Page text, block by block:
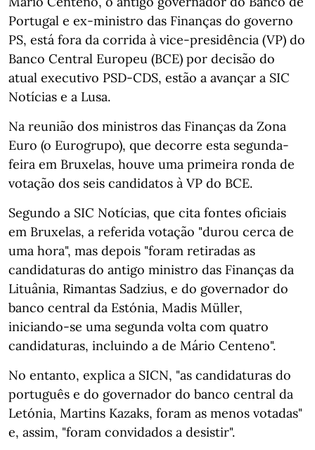
Portugal e ex-ministro das Finanças do governo
PS, está fora da corrida à vice-presidência (VP) do
Banco Central Europeu (BCE) por decisão do
atual executivo PSD-CDS, estão a avançar a SIC
Notícias e a Lusa.
Na reunião dos ministros das Finanças da Zona
Euro (o Eurogrupo), que decorre esta segunda-
feira em Bruxelas, houve uma primeira ronda de
votação dos seis candidatos à VP do BCE.
Segundo a SIC Notícias, que cita fontes oficiais
em Bruxelas, a referida votação "durou cerca de
uma hora", mas depois "foram retiradas as
candidaturas do antigo ministro das Finanças da
Lituânia, Rimantas Sadzius, e do governador do
banco central da Estónia, Madis Müller,
iniciando-se uma segunda volta com quatro
candidaturas, incluindo a de Mário Centeno".
No entanto, explica a SICN, "as candidaturas do
português e do governador do banco central da
Letónia, Martins Kazaks, foram as menos votadas"
e, assim, "foram convidados a desistir".